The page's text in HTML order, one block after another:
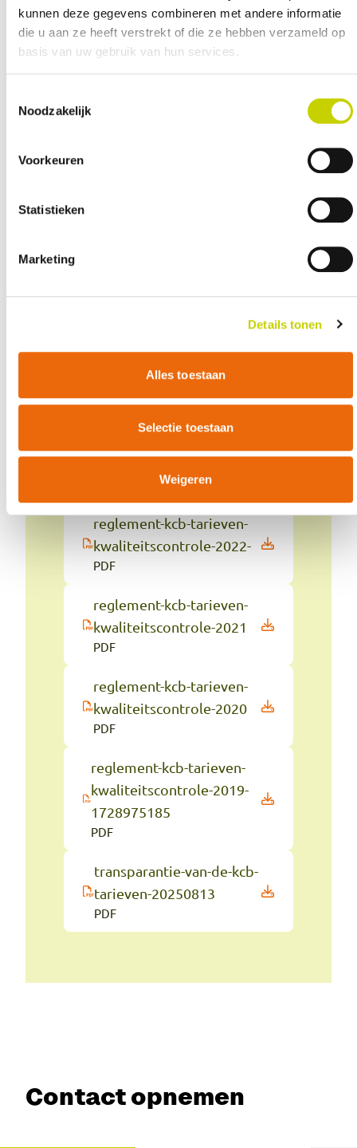
kunnen deze gegevens combineren met andere informatie
die u aan ze heeft verstrekt of die ze hebben verzameld op
basis van uw gebruik van hun services.
Noodzakelijk
Voorkeuren
Statistieken
Marketing
Details tonen
Alles toestaan
Selectie toestaan
Weigeren
2019
PDF
KCB tarieven
kwaliteitscontrole-2025
PDF
reglement-kcb-tarieven-
kwaliteitscontrole-2022-
PDF
reglement-kcb-tarieven-
kwaliteitscontrole-2021
PDF
reglement-kcb-tarieven-
kwaliteitscontrole-2020
PDF
reglement-kcb-tarieven-
kwaliteitscontrole-2019-
1728975185
PDF
transparantie-van-de-kcb-
tarieven-20250813
PDF
Contact opnemen